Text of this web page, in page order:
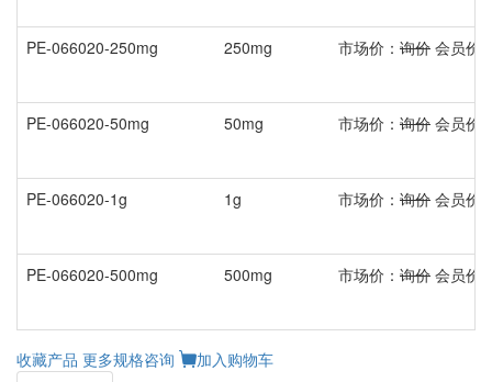
PE-066020-250mg 250mg 市场价： 询价 会员价
PE-066020-50mg 50mg 市场价： 询价 会员价
PE-066020-1g 1g 市场价： 询价 会员价
PE-066020-500mg 500mg 市场价： 询价 会员价
收藏产品 更多规格咨询
加入购物车